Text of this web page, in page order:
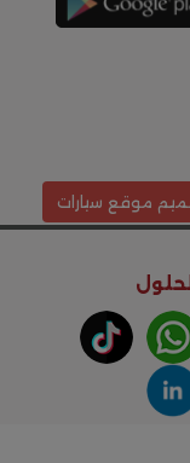
موقع سيارات